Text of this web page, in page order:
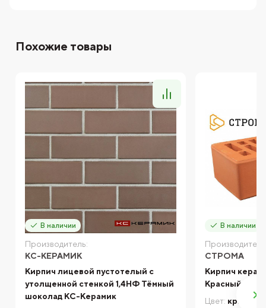
Похожие товары
В наличии
Производитель:
КС-КЕРАМИК
Кирпич лицевой пустотелый с
утолщенной стенкой 1,4НФ Тёмный
шоколад КС-Керамик
В наличии
СТРОМА
Кирпич
Красный
Цвет: красный